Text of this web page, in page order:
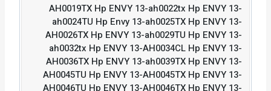
AH0019TX Hp ENVY 13-ah0022tx Hp ENVY 13-
ah0024TU Hp Envy 13-ah0025TX Hp ENVY 13-
AH0026TX Hp ENVY 13-ah0029TU Hp ENVY 13-
ah0032tx Hp ENVY 13-AH0034CL Hp ENVY 13-
AH0036TX Hp ENVY 13-ah0039TX Hp ENVY 13-
AH0045TU Hp ENVY 13-AH0045TX Hp ENVY 13-
AH0046TU Hp ENVY 13-AH0046TX Hp ENVY 13-